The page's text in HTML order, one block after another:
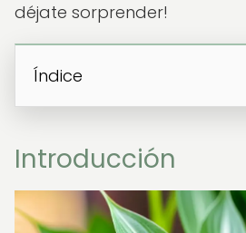
déjate sorprender!
Índice
Introducción